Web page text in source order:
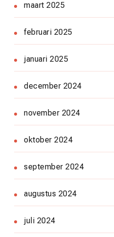
maart 2025
februari 2025
januari 2025
december 2024
november 2024
oktober 2024
september 2024
augustus 2024
juli 2024